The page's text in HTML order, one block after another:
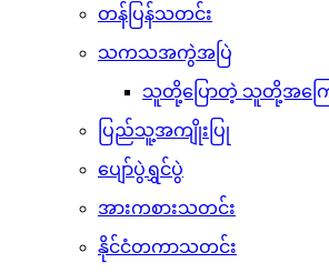
တန်ပြန်သတင်း
သကသအကွဲအပြဲ
သူတို့ပြောတဲ့ သူတို့အကြေ
ပြည်သူ့အကျိုးပြု
ပျော်ပွဲရွှင်ပွဲ
အားကစားသတင်း
နိုင်ငံတကာသတင်း